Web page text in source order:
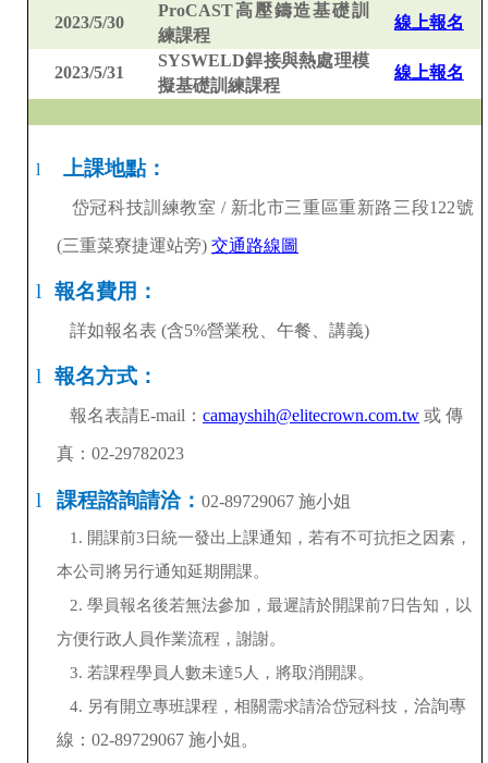
2023/5/30
ProCAST高壓鑄造基礎訓
練課程
線上報名
2023/5/31
SYSWELD銲接與熱處理模
擬基礎訓練課程
線上報名
l 上課地點：
岱冠科技訓練教室 / 新北市三重區重新路三段122號
(三重菜寮捷運站旁)交通路線圖
l 報名費用：
詳如報名表 (含5%營業稅、午餐、講義)
l 報名方式：
報名表請E-mail ：camayshih@elitecrown.com.tw 或 傳
真：02-29782023
l 課程諮詢請洽：02-89729067施小姐
1. 開課前3日統一發出上課通知，若有不可抗拒之因素，
本公司將另行通知延期開課。
2.學員報名後若無法參加，最遲請於開課前7日告知，以
方便行政人員作業流程，謝謝。
3. 若課程學員人數未達5 人，將取消開課。
4. 另有開立專班課程，相關需求請洽岱冠科技 ，洽詢專
線：02-89729067施小姐。